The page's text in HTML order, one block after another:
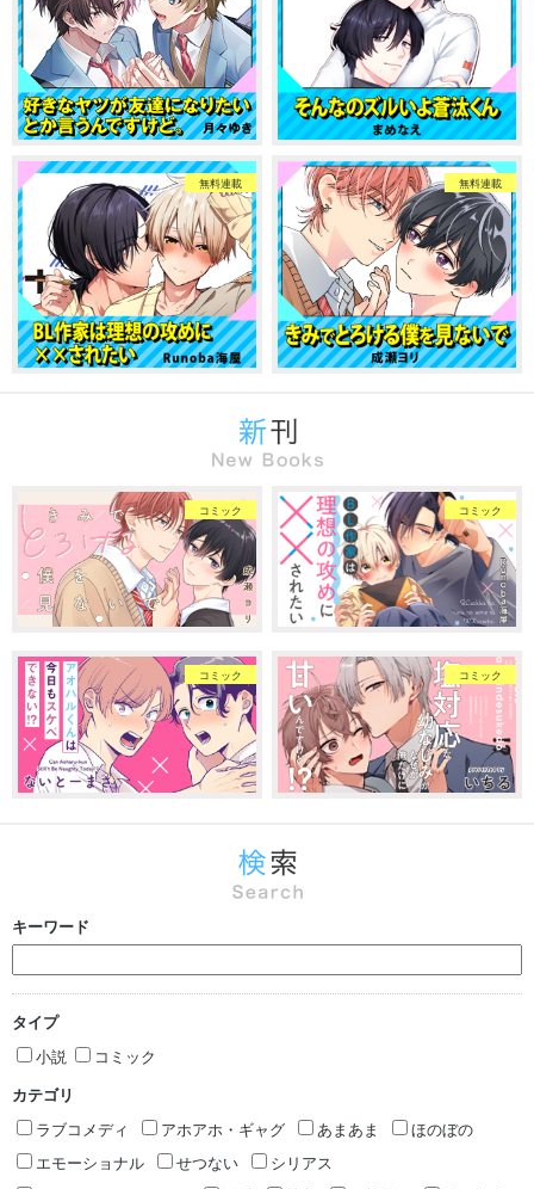
無料連載 無料連載
コミック コミック
コミック コミック
キーワード
タイプ
小説
コミック
カテゴリ
ラブコメディ
アホアホ・ギャグ あまあま
ほのぼの
エモーショナル
せつない
シリアス